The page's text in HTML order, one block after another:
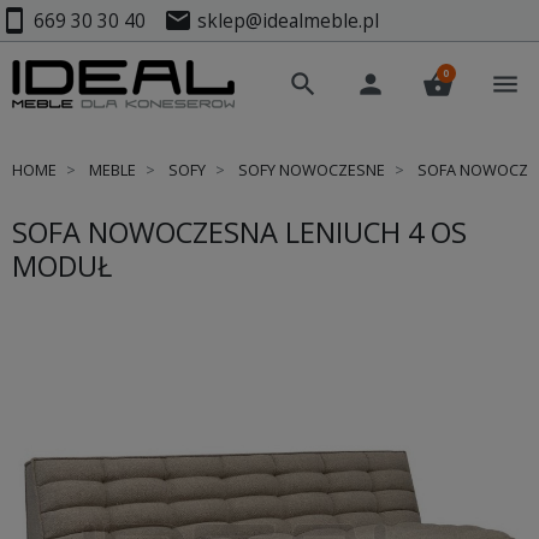
smartphone 669 30 30 40 mail sklep@idealmeble.pl
search person shopping_basket
0 menu
HOME MEBLE SOFY SOFY NOWOCZESNE SOFA
SOFA NOWOCZESNA LENIUCH 4 OS
MODUŁ